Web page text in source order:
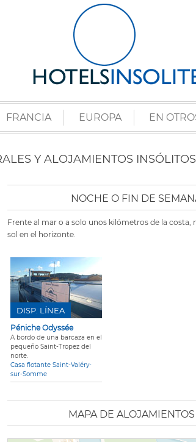
FRANCIA EUROPA EN
Y ALOJAMIENTOS
NOCHE O FIN DE
Frente al mar o a solo unos kilómetros de la costa,
sol en el horizonte.
Péniche Odyssée
A bordo de una barcaza en el
pequeño Saint-Tropez del
norte.
Casa flotante Saint-Valéry-
sur-Somme
DISP. LÍNEA
MAPA DE